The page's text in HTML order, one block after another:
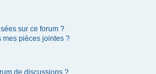
sur ce forum ?
mes pièces jointes ?